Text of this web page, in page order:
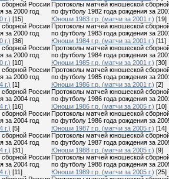
России
за 2000 год
Протоколы матчей юношеской
по футболу 1982 года рождения за
г.) [15]
России
за 2000 год
Юноши 1983 г.р. (матчи за 2001 г.) [19]
Протоколы матчей юношеской
по футболу 1983 года рождения за
г.) [36]
России
за 2000 год
Юноши 1984 г.р. (матчи за 2001 г.) [11]
Протоколы матчей юношеской
по футболу 1984 года рождения за
г.) [10]
России
за 2000 год
Юноши 1985 г.р. (матчи за 2001 г.) [30]
Протоколы матчей юношеской
по футболу 1985 года рождения за
г.) [1]
России
за 2004 год
Юноши 1986 г.р. (матчи за 2001 г.) [2]
Протоколы матчей юношеской
по футболу 1986 года рождения за
г.) [16]
России
за 2004 год
Юноши 1986 г.р. (матчи за 2005 г.) [10]
Протоколы матчей юношеской
по футболу 1986 года рождения за
г.) [5]
России
за 2004 год
Юноши 1987 г.р. (матчи за 2005 г.) [14]
Протоколы матчей юношеской
по футболу 1987 года рождения за
г.) [31]
России
за 2004 год
Юноши 1988 г.р. (матчи за 2005 г.) [9]
Протоколы матчей юношеской
по футболу 1988 года рождения за
г.) [11]
Юноши 1989 г.р. (матчи за 2005 г.) [25]